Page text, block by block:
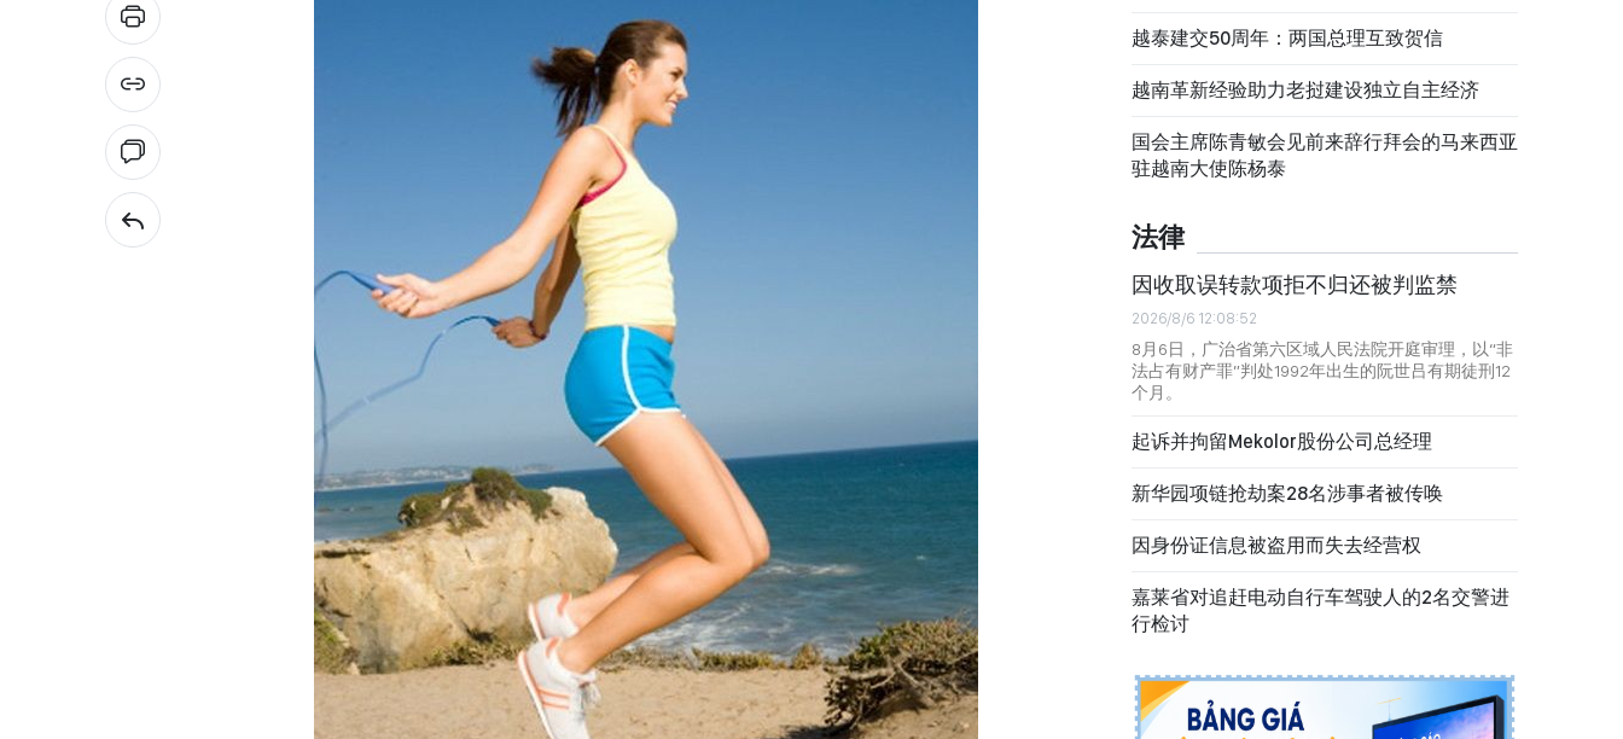
越泰建交50周年：两国总理互致贺信
越南革新经验助力老挝建设独立自主经济
国会主席陈青敏会见前来辞行拜会的马来西亚
驻越南大使陈杨泰
法律
因收取误转款项拒不归还被判监禁
2026/8/6 12:08:52
8月6日，广治省第六区域人民法院开庭审理，以“非
法占有财产罪”判处1992年出生的阮世吕有期徒刑12
个月。
起诉并拘留Mekolor股份公司总经理
新华园项链抢劫案28名涉事者被传唤
因身份证信息被盗用而失去经营权
嘉莱省对追赶电动自行车驾驶人的2名交警进
行检讨